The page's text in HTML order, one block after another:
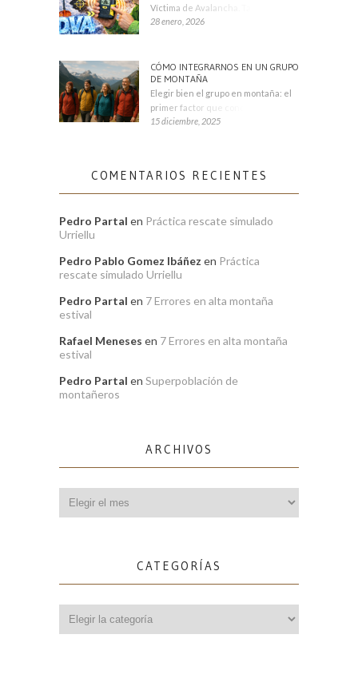
Víctima de Avalancha. También se
28 enero, 2026
CÓMO INTEGRARNOS EN UN GRUPO
DE MONTAÑA
Elegir bien el grupo en montaña: el
primer factor que condiciona tu
15 diciembre, 2025
COMENTARIOS RECIENTES
Pedro Partal en Práctica rescate simulado
Urriellu
Pedro Pablo Gomez Ibáñez en Práctica
rescate simulado Urriellu
Pedro Partal en 7 Errores en alta montaña
estival
Rafael Meneses en 7 Errores en alta montaña
estival
Pedro Partal en Superpoblación de
montañeros
ARCHIVOS
CATEGORÍAS